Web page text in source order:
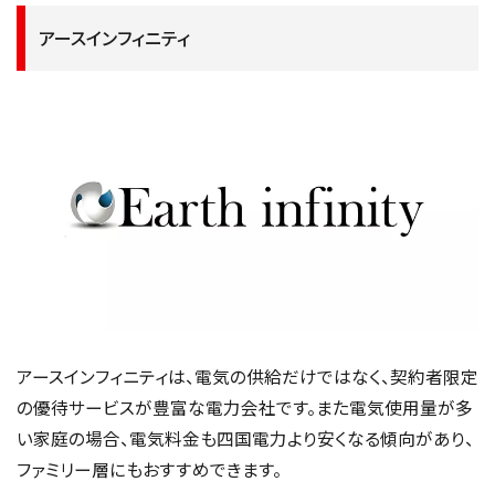
アースインフィニティ
アースインフィニティは、電気の供給だけではなく、契約者限定
の優待サービスが豊富な電力会社です。また電気使用量が多
い家庭の場合、電気料金も四国電力より安くなる傾向があり、
ファミリー層にもおすすめできます。